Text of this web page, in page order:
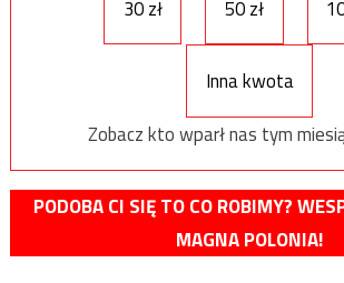
30 zł 50 zł
Inna kwota
Zobacz kto wparł nas tym
PODOBA CI SIĘ TO CO ROBIMY?
MAGNA POLONIA!